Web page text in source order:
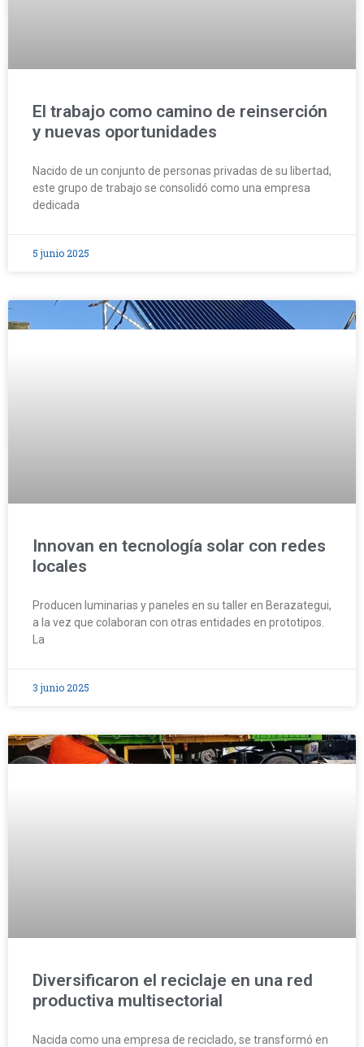
El trabajo como camino de reinserción
y nuevas oportunidades
Nacido de un conjunto de personas privadas de su libertad,
este grupo de trabajo se consolidó como una empresa
dedicada
5 junio 2025
Innovan en tecnología solar con redes
locales
Producen luminarias y paneles en su taller en Berazategui,
a la vez que colaboran con otras entidades en prototipos.
La
3 junio 2025
Diversificaron el reciclaje en una red
productiva multisectorial
Nacida como una empresa de reciclado, se transformó en